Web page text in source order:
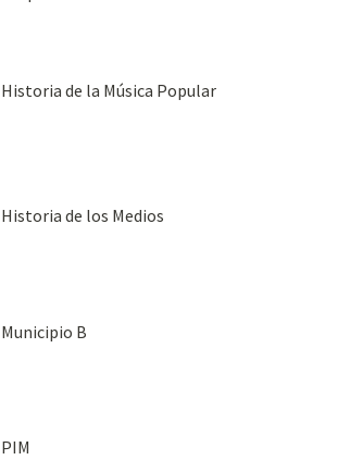
Historia de la Música Popular
Historia de los Medios
Municipio B
PIM